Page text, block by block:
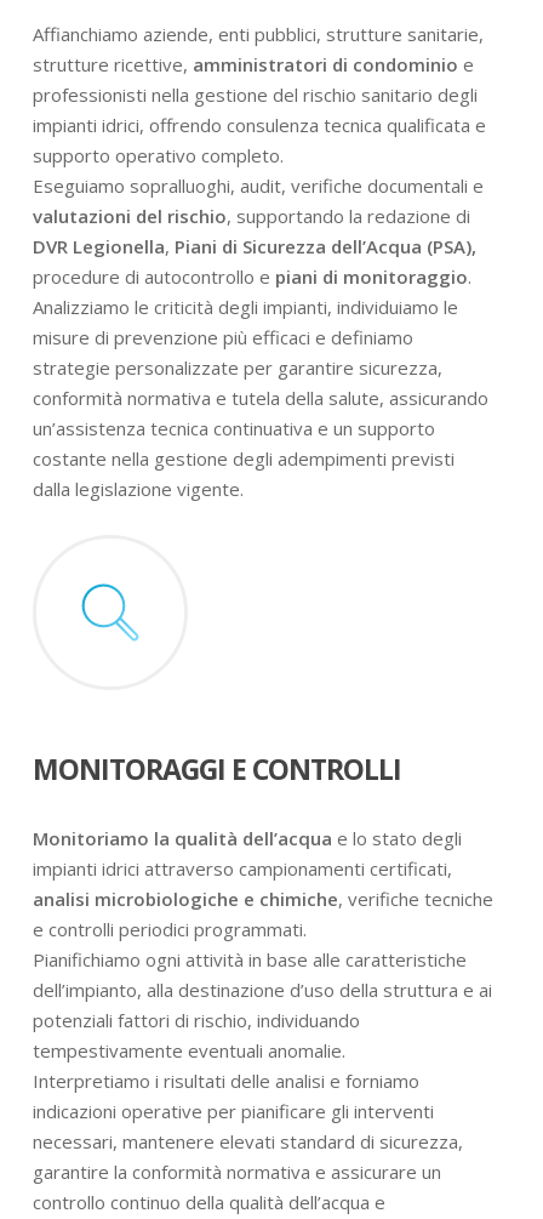
Affianchiamo aziende, enti pubblici, strutture sanitarie,
strutture ricettive, amministratori di condominio e
professionisti nella gestione del rischio sanitario degli
impianti idrici, offrendo consulenza tecnica qualificata e
supporto operativo completo.
Eseguiamo sopralluoghi, audit, verifiche documentali e
valutazioni del rischio, supportando la redazione di
DVR Legionella, Piani di Sicurezza dell’Acqua (PSA),
procedure di autocontrollo e piani di monitoraggio.
Analizziamo le criticità degli impianti, individuiamo le
misure di prevenzione più efficaci e definiamo
strategie personalizzate per garantire sicurezza,
conformità normativa e tutela della salute, assicurando
un’assistenza tecnica continuativa e un supporto
costante nella gestione degli adempimenti previsti
dalla legislazione vigente.
MONITORAGGI E CONTROLLI
Monitoriamo la qualità dell’acqua e lo stato degli
impianti idrici attraverso campionamenti certificati,
analisi microbiologiche e chimiche, verifiche tecniche
e controlli periodici programmati.
Pianifichiamo ogni attività in base alle caratteristiche
dell’impianto, alla destinazione d’uso della struttura e ai
potenziali fattori di rischio, individuando
tempestivamente eventuali anomalie.
Interpretiamo i risultati delle analisi e forniamo
indicazioni operative per pianificare gli interventi
necessari, mantenere elevati standard di sicurezza,
garantire la conformità normativa e assicurare un
controllo continuo della qualità dell’acqua e